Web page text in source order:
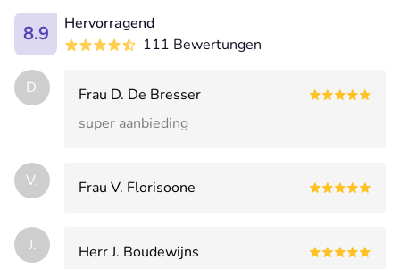
8.9
Hervorragend
111 Bewertungen
D.
Frau D. De Bresser
super aanbieding
V. Frau V. Florisoone
J.
Herr J. Boudewijns